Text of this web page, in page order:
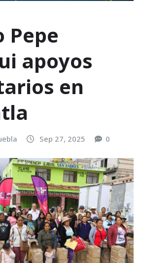
Pepe
apoyos
en
Sep 27, 2025 0